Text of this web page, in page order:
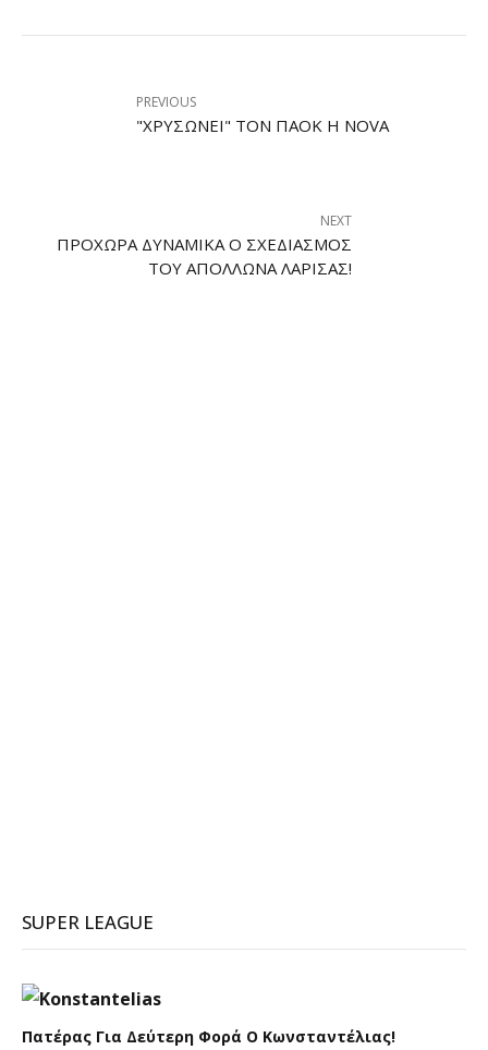
PREVIOUS
"ΧΡΥΣΏΝΕΙ" ΤΟΝ ΠΑΟΚ Η NOVA
NEXT
ΠΡΟΧΩΡΆ ΔΥΝΑΜΙΚΆ Ο ΣΧΕΔΙΑΣΜΌΣ
ΤΟΥ ΑΠΌΛΛΩΝΑ ΛΆΡΙΣΑΣ!
SUPER LEAGUE
Πατέρας Για Δεύτερη Φορά Ο Κωνσταντέλιας!